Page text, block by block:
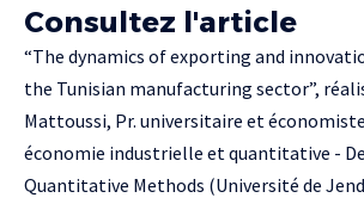
Consultez l'article
“The dynamics of exporting and
the Tunisian manufacturing sector”,
Mattoussi, Pr. universitaire et
économie industrielle et quantitative -
Quantitative Methods (Université de